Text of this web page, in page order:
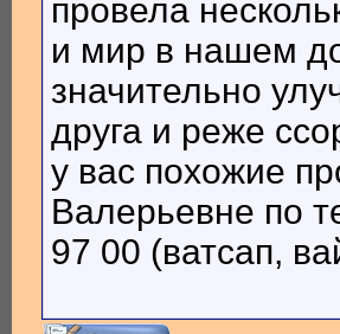
провела
и мир в нашем
значительно
друга и реже
у вас похожие
Валерьевне по
97 00 (ватсап,